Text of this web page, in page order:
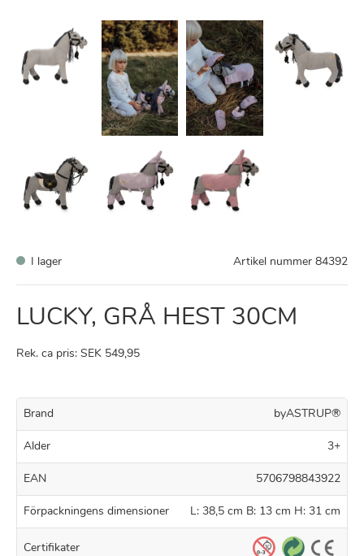
I lager Artikel nummer 84392
LUCKY, GRÅ HEST 30CM
Rek. ca pris: SEK 549,95
Brand byASTRUP®
Alder 3+
EAN 5706798843922
Förpackningens dimensioner L: 38,5 cm B: 13 cm H: 31 cm
Certifikater